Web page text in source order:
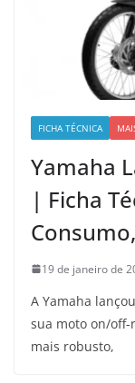
FICHA TÉCNICA
Yamaha
| Ficha
19 de janeiro de
A Yamaha
sua moto on/off-
mais robusto,